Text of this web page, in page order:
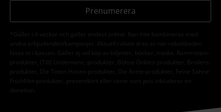
Prenumerera
*Gäller i 4 veckor och gäller endast online. Kan inte kombineras med
andra erbjudanden/kampanjer. Aktuell rabatt dras av när rabattkoden
löses in i kassan. Gäller ej vid köp av biljetter, böcker, media, Rammstein-
produkter, (Till) Lindemann,-produkter, Böhse Onklez-produkter, Broilers-
produkter, Die Toten Hosen-produkter, Die Ärzte-produkter, Feine Sahne
Fischfilet-produkter, presentkort eller varor vars pris inkluderar en
donation.